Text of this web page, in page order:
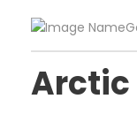
Arctic